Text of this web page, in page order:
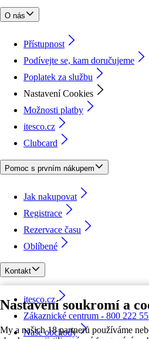
Nastavení soukromí a
My a našich 18 partnerů používáme
O nás
Přístupnost
Podívejte se, kam doručujeme
Poplatek za službu
Nastavení Cookies
Možnosti platby
itesco.cz
Clubcard
Pomoc s prvním nákupem
Jak nakupovat
Registrace
Rezervace času
Oblíbené
Kontakt
itesco.cz
Zákaznické centrum - 800 222
Naše obchody